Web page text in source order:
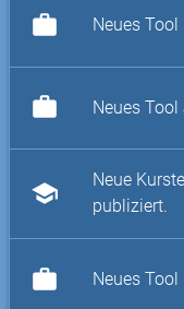
work Neues
work Neues
school
Neue
publiziert.
work Neues